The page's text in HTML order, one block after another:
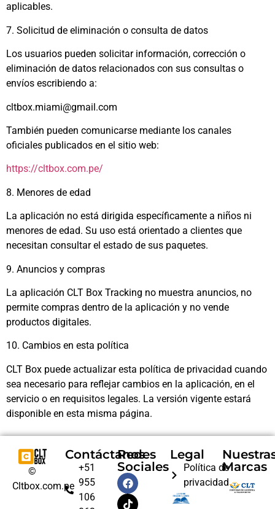
aplicables.
7. Solicitud de eliminación o consulta de datos
Los usuarios pueden solicitar información, corrección o
eliminación de datos relacionados con sus consultas o
envíos escribiendo a:
cltbox.miami@gmail.com
También pueden comunicarse mediante los canales
oficiales publicados en el sitio web:
https://cltbox.com.pe/
8. Menores de edad
La aplicación no está dirigida específicamente a niños ni
menores de edad. Su uso está orientado a clientes que
necesitan consultar el estado de sus paquetes.
9. Anuncios y compras
La aplicación CLT Box Tracking no muestra anuncios, no
permite compras dentro de la aplicación y no vende
productos digitales.
10. Cambios en esta política
CLT Box puede actualizar esta política de privacidad cuando
sea necesario para reflejar cambios en la aplicación, en el
servicio o en requisitos legales. La versión vigente estará
disponible en esta misma página.
©
Cltbox.com.pe
Contáctanos
+51
955
106
Redes
Sociales
Legal
Política de
privacidad
Marcas